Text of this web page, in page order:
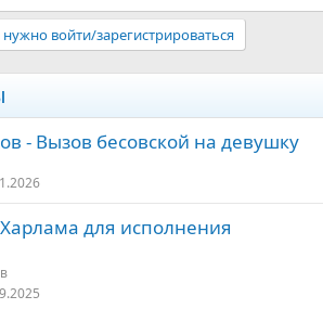
нужно войти/зарегистрироваться
- Вызов бесовской на девушку
для исполнения